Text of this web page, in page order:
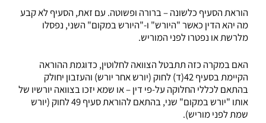
הוראת הסעיף כלשונה – ברורה ופשוטה. עם זאת, הסעיף לא קבע
מה יהא הדין כאשר "היורש" ו-"היורש במקום" השני, נפסלו
מלרשת או נפטרו לפני המוריש.
האם במקרה כזה תתבטל הצוואה לחלוטין, כדוגמת ההוראה
הקיימת בסעיף 42(ד) לחוק (יורש אחר יורש) והעזבון יחולק
בהתאם לכללי החלוקה על-פי דין – או שמא יזכו בצוואה יורשיו של
אותו "יורש במקום" שני, בהתאם להוראת סעיף 49 לחוק (יורש
שמת לפני מוריש).